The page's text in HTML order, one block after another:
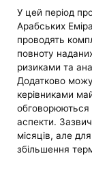
У цей період
Арабських
проводять
повноту
ризиками та
Додатково
керівниками
обговорюються
аспекти.
місяців, але
збільшення